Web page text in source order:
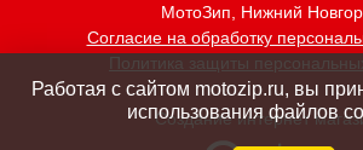
МотоЗип, Нижний
Согласие на обработку
Политика защиты
Создание интернет
Работая с сайтом motozip.ru, вы
использования файлов